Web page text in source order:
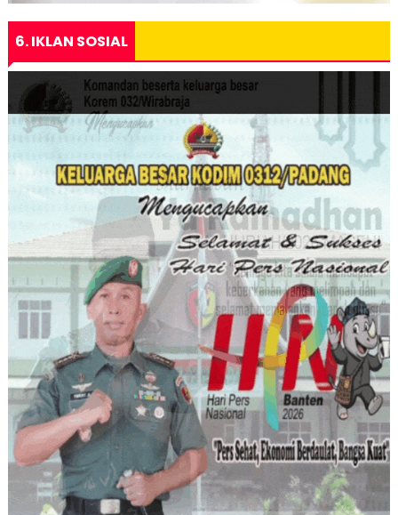
6. IKLAN SOSIAL